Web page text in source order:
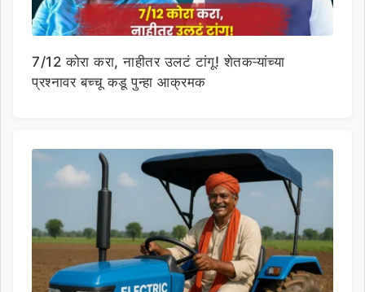
7/12 कोरा करा, नाहीतर उलटं टांगू! शेतकऱ्यांच्या
प्रश्नावर बच्चू कडू पुन्हा आक्रमक